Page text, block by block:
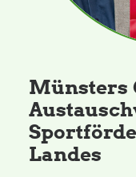
Münsters
Landes